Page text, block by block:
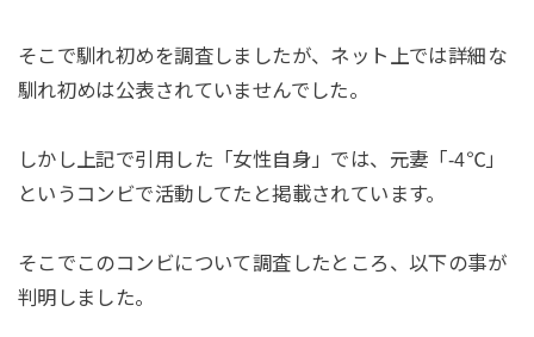
そこで馴れ初めを調査しましたが、ネット上では詳細な
馴れ初めは公表されていませんでした。
しかし上記で引用した「女性自身」では、元妻「-4℃」
というコンビで活動してたと掲載されています。
そこでこのコンビについて調査したところ、以下の事が
判明しました。